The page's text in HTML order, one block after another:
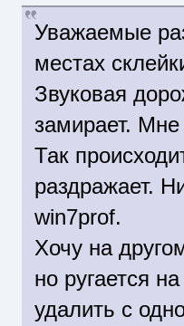
Уважаемые
местах
Звуковая
замирает.
Так
раздражает.
win7prof.
Хочу на
но ругается
удалить с